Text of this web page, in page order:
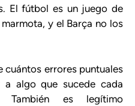
El fútbol es un juego de
y el Barça no los
cuántos errores puntuales
algo que sucede cada
También es legítimo